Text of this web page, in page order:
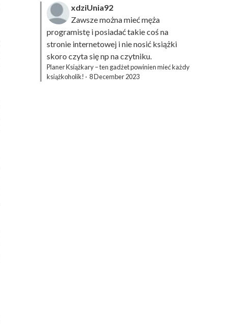
xdziUnia92
Zawsze można mieć męża
programistę i posiadać takie coś na
stronie internetowej i nie nosić książki
skoro czyta się np na czytniku.
Planer Książkary – ten gadżet powinien mieć każdy
książkoholik! · 8 December 2023